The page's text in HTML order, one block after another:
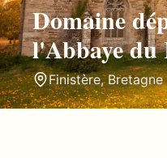
Domaine
l'Abbaye du
Finistère,Bretagne